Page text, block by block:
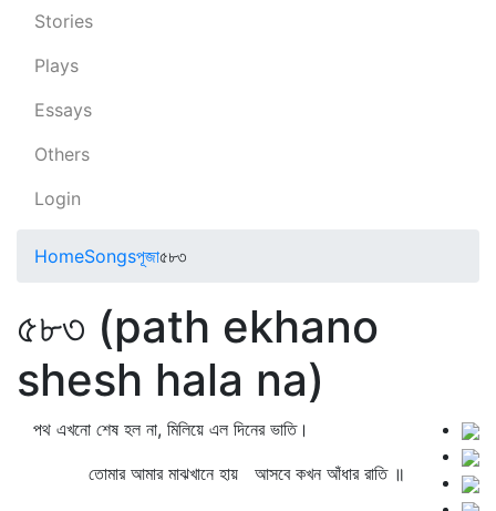
Stories
Plays
Essays
Others
Login
HomeSongsপূজা৫৮৩
৫৮৩ (path ekhano
shesh hala na)
পথ এখনো শেষ হল না, মিলিয়ে এল দিনের ভাতি।
তোমার আমার মাঝখানে হায় আসবে কখন আঁধার রাতি ॥